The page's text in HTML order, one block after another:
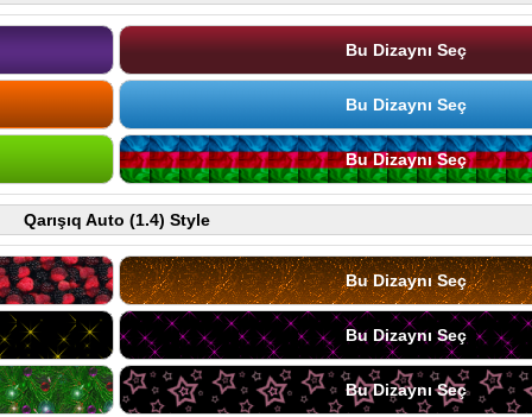
Bu Dizaynı Seç
Bu Dizaynı Seç
Bu Dizaynı Seç
Qarışıq Auto (1.4) Style
Bu Dizaynı Seç
Bu Dizaynı Seç
Bu Dizaynı Seç